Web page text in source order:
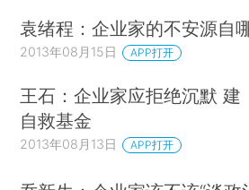
袁绪程：企业家的不安源自
2013年08月15日 APP打开
王石：企业家应拒绝沉默 建
自救基金
2013年08月13日 APP打开